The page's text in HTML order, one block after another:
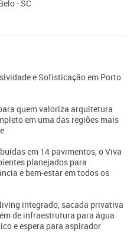
- SC
e Sofisticação em Porto
quem valoriza arquitetura
em uma das regiões mais
em 14 pavimentos, o Viva
planejados para
e bem-estar em todos os
integrado, sacada privativa
de infraestrutura para água
e espera para aspirador